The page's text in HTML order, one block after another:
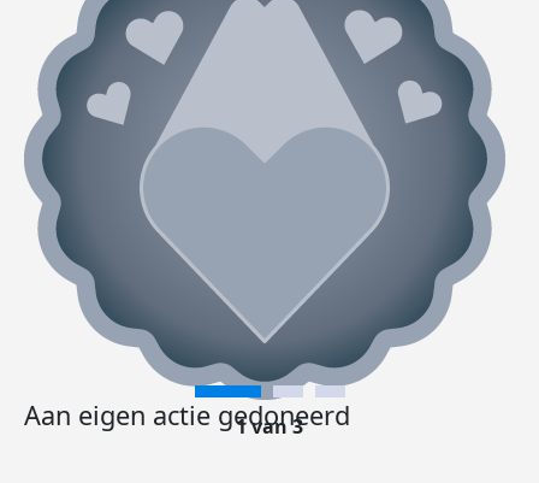
Aan eigen actie gedoneerd
1 van 3